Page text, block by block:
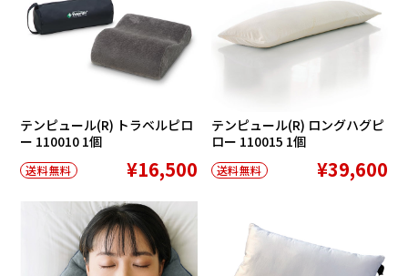
テンピュール(R) トラベルピロ
ー 110010 1個
送料無料 ¥16,500
テンピュール(R) ロングハグピ
ロー 110015 1個
送料無料 ¥39,600